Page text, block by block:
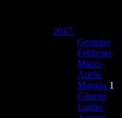
2017
Gennaio
Febbraio
Marzo
Aprile
Maggio 1
Giugno
Luglio